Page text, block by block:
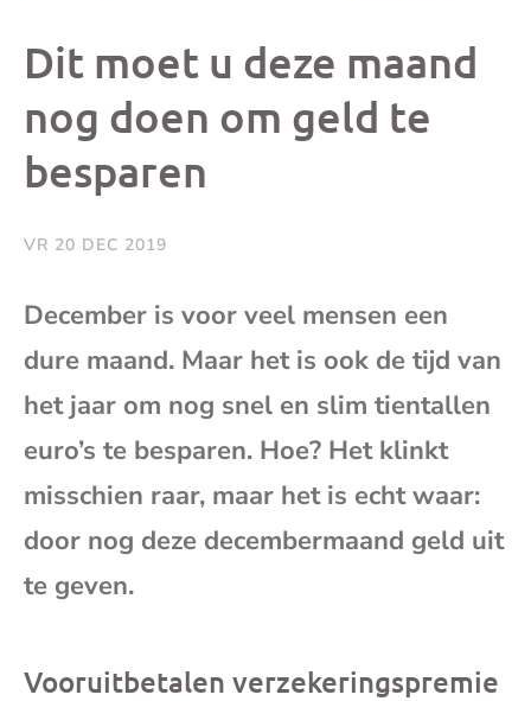
berichtbericht
Dit moet u deze maand
nog doen om geld te
besparen
VR 20 DEC 2019
December is voor veel mensen een
dure maand. Maar het is ook de tijd van
het jaar om nog snel en slim tientallen
euro’s te besparen. Hoe? Het klinkt
misschien raar, maar het is echt waar:
door nog deze decembermaand geld uit
te geven.
Vooruitbetalen verzekeringspremie